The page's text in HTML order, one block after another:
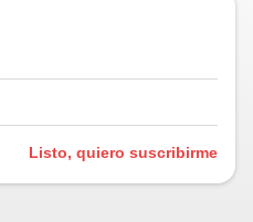
Listo, quiero suscribirme